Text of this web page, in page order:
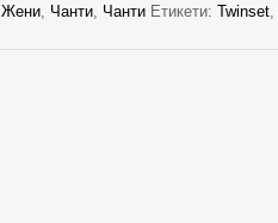
Жени, Чанти, Чанти Етикети: Twinset,